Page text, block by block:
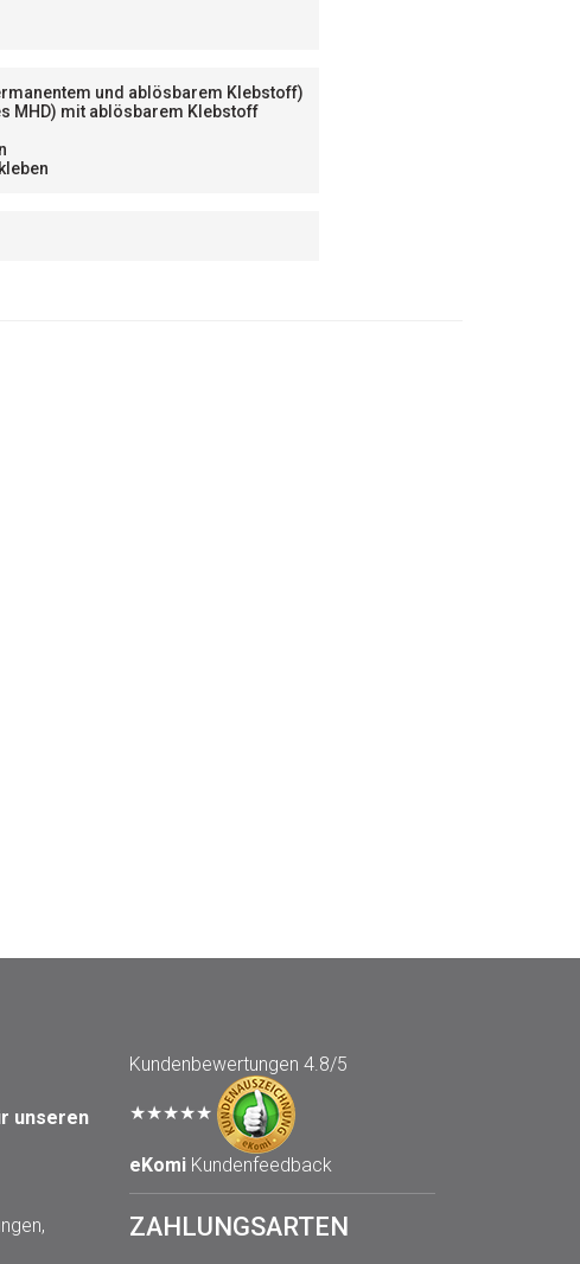
und ablösbarem Klebstoff)
MHD) mit ablösbarem Klebstoff
unseren
Kundenbewertungen 4.8/5
★★★★★
eKomiKundenfeedback
ZAHLUNGSARTEN